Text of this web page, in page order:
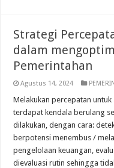
Strategi
dalam
Pemerintahan
Agustus 14, 2024
Melakukan percepatan
terdapat kendala berulang
dilakukan, dengan cara:
berpotensi menembus /
pengelolaan keuangan,
dievaluasi rutin sehingga